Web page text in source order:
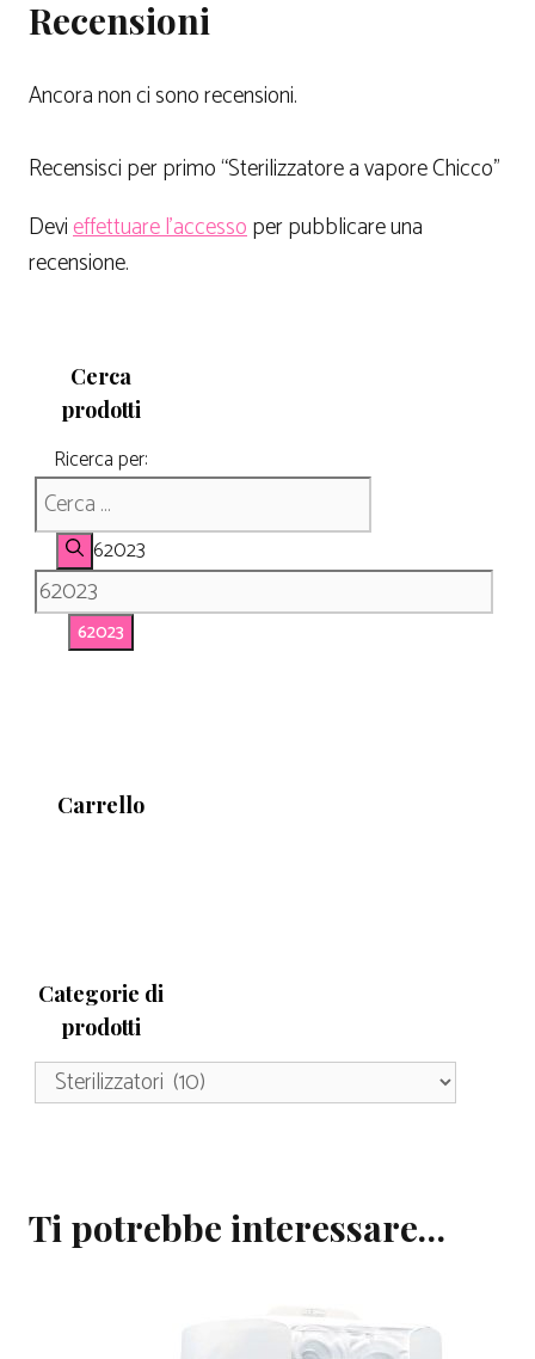
Recensioni
Ancora non ci sono recensioni.
Recensisci per primo “Sterilizzatore a vapore Chicco”
Devieffettuare l’accessoper pubblicare una
recensione.
Cerca
prodotti
Ricerca per:
62023
Carrello
Categorie di
prodotti
Ti potrebbe interessare…